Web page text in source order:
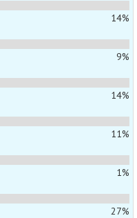
14%
9%
14%
11%
1%
27%